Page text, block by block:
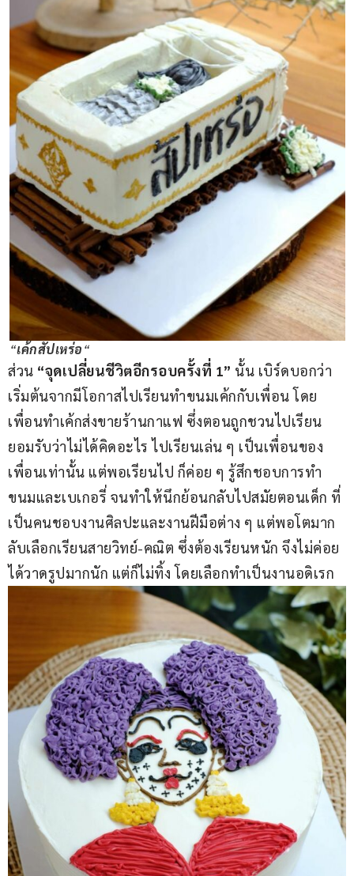
“เค้กสัปเหร่อ“
ส่วน “จุดเปลี่ยนชีวิตอีกรอบครั้งที่ 1” นั้น เบิร์ดบอกว่า
เริ่มต้นจากมีโอกาสไปเรียนทำขนมเค้กกับเพื่อน โดย
เพื่อนทำเค้กส่งขายร้านกาแฟ ซึ่งตอนถูกชวนไปเรียน
ยอมรับว่าไม่ได้คิดอะไร ไปเรียนเล่น ๆ เป็นเพื่อนของ
เพื่อนเท่านั้น แต่พอเรียนไป ก็ค่อย ๆ รู้สึกชอบการทำ
ขนมและเบเกอรี่ จนทำให้นึกย้อนกลับไปสมัยตอนเด็ก ที่
เป็นคนชอบงานศิลปะและงานฝีมือต่าง ๆ แต่พอโตมาก
ลับเลือกเรียนสายวิทย์-คณิต ซึ่งต้องเรียนหนัก จึงไม่ค่อย
ได้วาดรูปมากนัก แต่ก็ไม่ทิ้ง โดยเลือกทำเป็นงานอดิเรก